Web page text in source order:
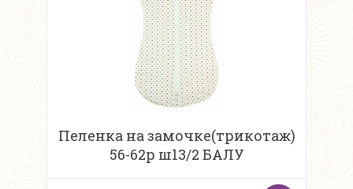
Пеленка на замочке(трикотаж)
56-62р ш13/2 БАЛУ